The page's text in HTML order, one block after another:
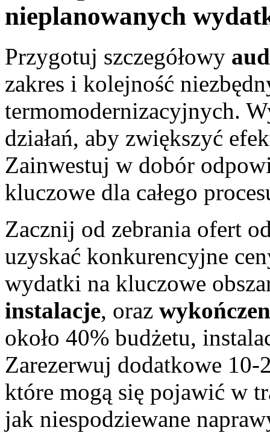
nieplanowanych
Przygotuj szczegółowy
zakres i kolejność
termomodernizacyjnych.
działań, aby zwiększyć
Zainwestuj w dobór
kluczowe dla całego
Zacznij od zebrania ofert
uzyskać konkurencyjne
wydatki na kluczowe
instalacje, oraz
około 40% budżetu,
Zarezerwuj dodatkowe 10-
które mogą się pojawić w
jak niespodziewane